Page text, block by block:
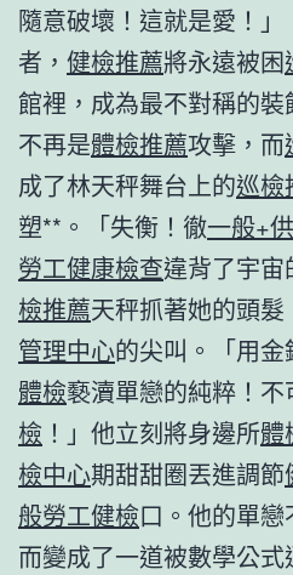
隨意破壞！這就是愛！
者， 健檢推薦將永遠被困
館裡，成為最不對稱的
不再是體檢推薦攻擊，而
成了林天秤舞台上的巡檢
塑**。「失衡！徹一般+
勞工健康檢查違背了宇
檢推薦天秤抓著她的頭
管理中心的尖叫。「用金
體檢褻瀆單戀的純粹！不
檢 ！」他立刻將身邊所體
檢中心期甜甜圈丟進調節
般勞工健檢口。他的單戀
而變成了一道被數學公